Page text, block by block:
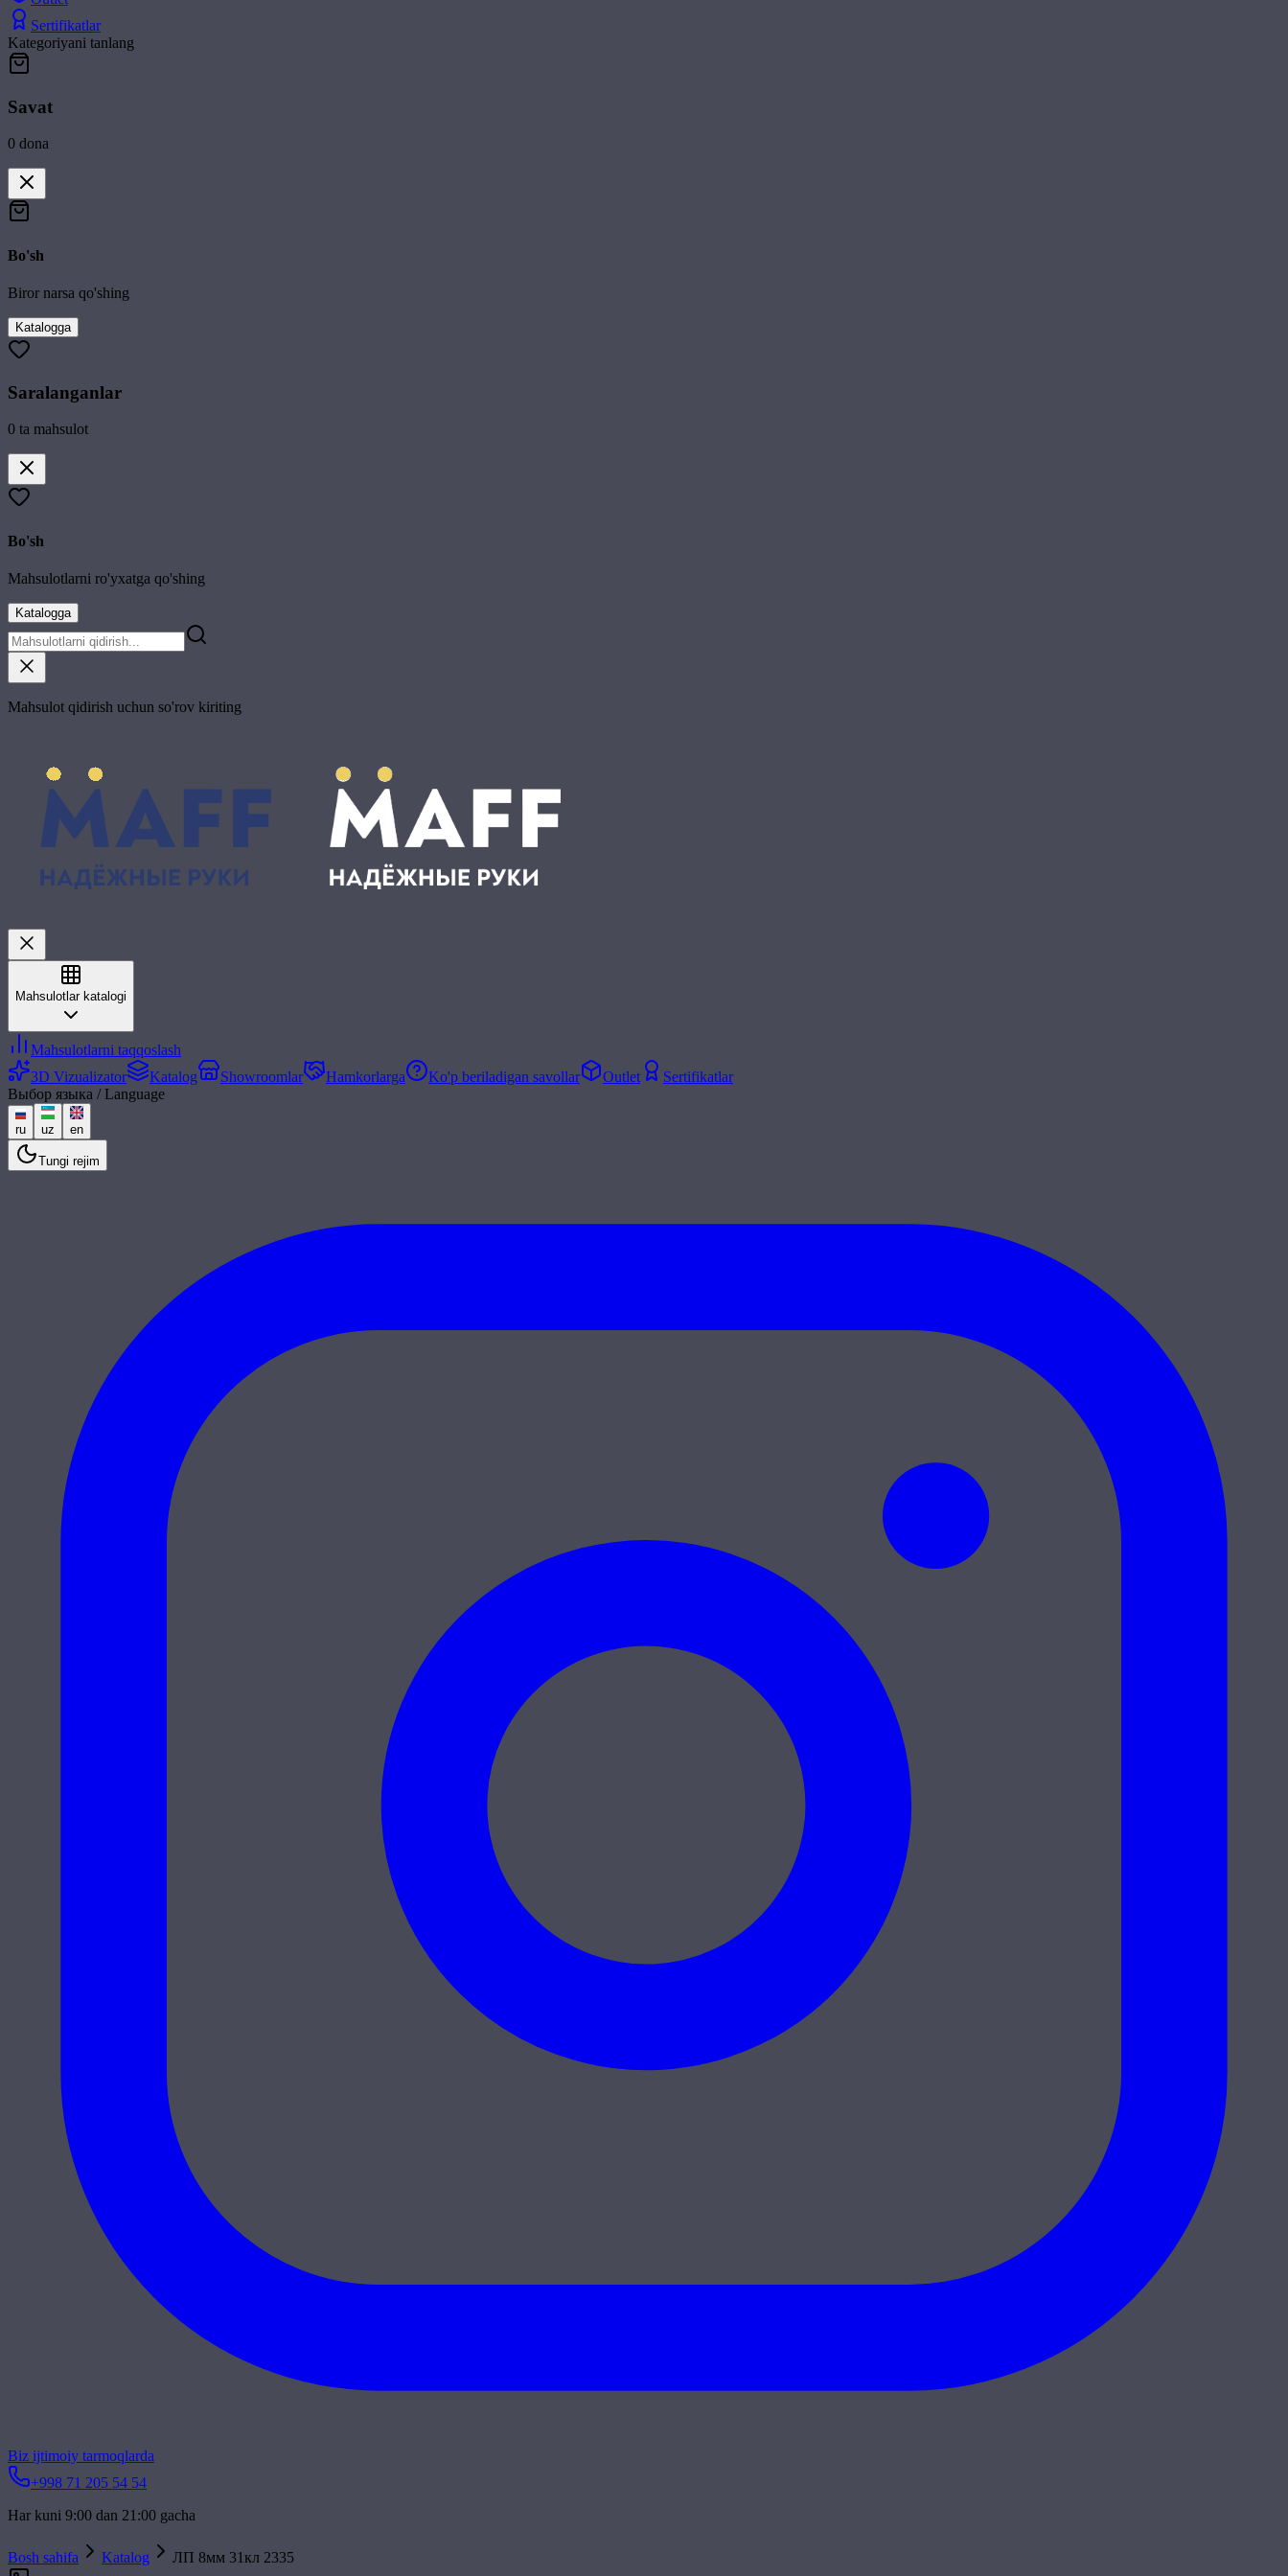
Sertifikatlar
Kategoriyani tanlang
Savat
0 dona
Bo'sh
Biror narsa qo'shing
Katalogga
Saralanganlar
0 ta mahsulot
Bo'sh
Mahsulotlarni ro'yxatga qo'shing
Katalogga
Mahsulot qidirish uchun so'rov kiriting
Mahsulotlar katalogi
Mahsulotlarni taqqoslash
3D Vizualizator
Katalog Showroomlar Hamkorlarga Ko'p beriladigan savollar Outlet
Sertifikatlar
Выбор языка / Language
ru uz en
Tungi rejim
Biz ijtimoiy tarmoqlarda
+998 71 205 54 54
Har kuni 9:00 dan 21:00 gacha
Bosh sahifa Katalog
ЛП 8мм 31кл 2335